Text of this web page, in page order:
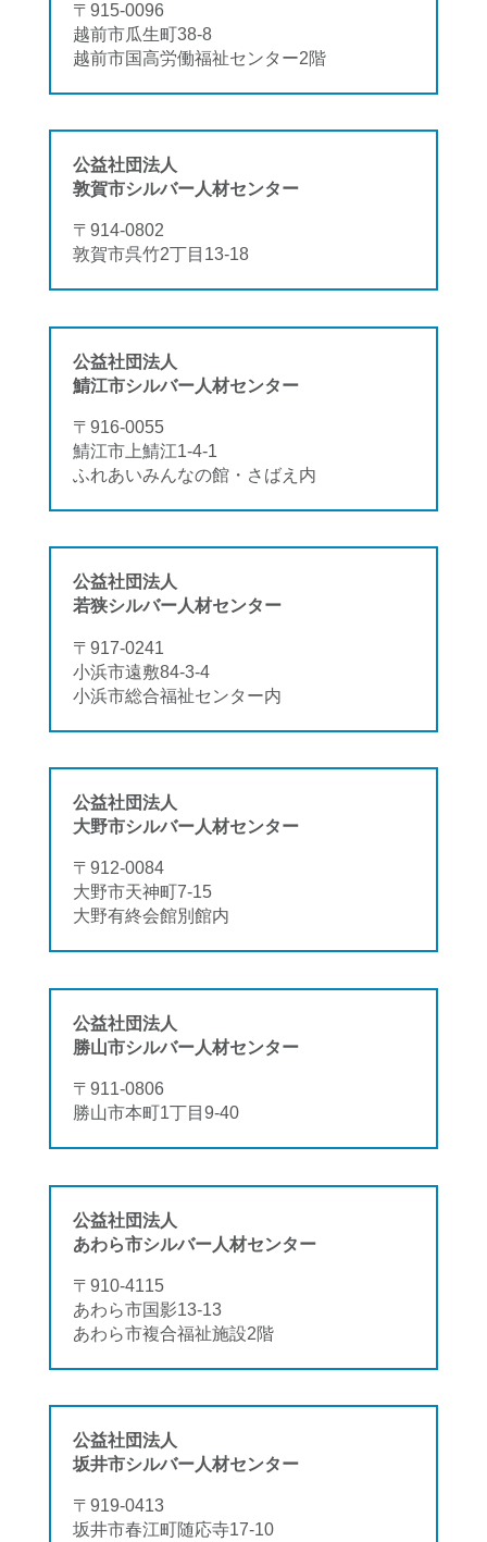
〒915-0096
越前市瓜生町38-8
越前市国高労働福祉センター2階
公益社団法人
敦賀市シルバー人材センター
〒914-0802
敦賀市呉竹2丁目13-18
公益社団法人
鯖江市シルバー人材センター
〒916-0055
鯖江市上鯖江1-4-1
ふれあいみんなの館・さばえ内
公益社団法人
若狭シルバー人材センター
〒917-0241
小浜市遠敷84-3-4
小浜市総合福祉センター内
公益社団法人
大野市シルバー人材センター
〒912-0084
大野市天神町7-15
大野有終会館別館内
公益社団法人
勝山市シルバー人材センター
〒911-0806
勝山市本町1丁目9-40
公益社団法人
あわら市シルバー人材センター
〒910-4115
あわら市国影13-13
あわら市複合福祉施設2階
公益社団法人
坂井市シルバー人材センター
〒919-0413
坂井市春江町随応寺17-10